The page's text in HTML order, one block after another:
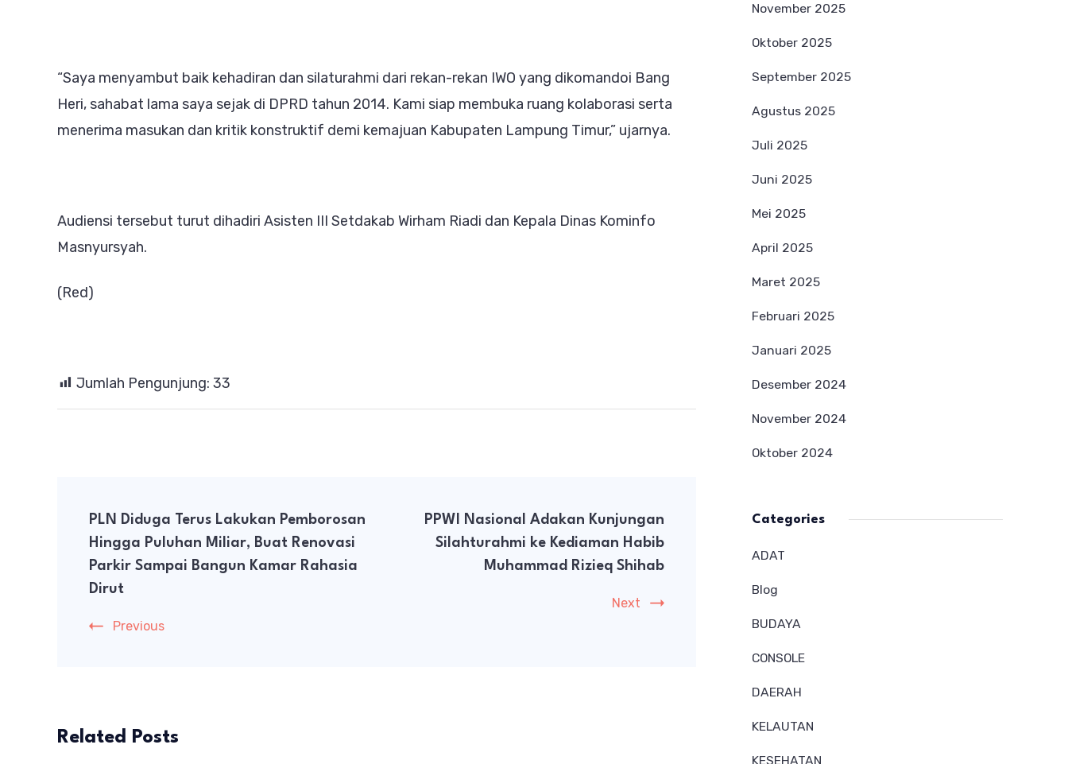
“Saya menyambut baik kehadiran dan silaturahmi dari rekan-rekan IWO yang dikomandoi Bang
Heri, sahabat lama saya sejak di DPRD tahun 2014. Kami siap membuka ruang kolaborasi serta
menerima masukan dan kritik konstruktif demi kemajuan Kabupaten Lampung Timur,” ujarnya.
Audiensi tersebut turut dihadiri Asisten III Setdakab Wirham Riadi dan Kepala Dinas Kominfo
Masnyursyah.
(Red)
Jumlah Pengunjung: 33
Navigation
PLN Diduga Terus Lakukan Pemborosan
Hingga Puluhan Miliar, Buat Renovasi
Parkir Sampai Bangun Kamar Rahasia
Dirut
Previous
PPWI Nasional Adakan Kunjungan
Silahturahmi ke Kediaman Habib
Muhammad Rizieq Shihab
Next
Related Posts
November 2025
Oktober 2025
September 2025
Agustus 2025
Juli 2025
Juni 2025
Mei 2025
April 2025
Maret 2025
Februari 2025
Januari 2025
Desember 2024
November 2024
Oktober 2024
Categories
ADAT
Blog
BUDAYA
CONSOLE
DAERAH
KELAUTAN
KESEHATAN